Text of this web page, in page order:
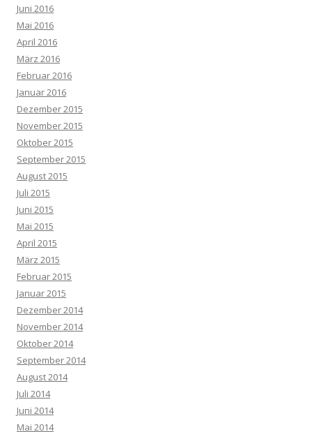
Juni 2016
Mai 2016
April 2016
März 2016
Februar 2016
Januar 2016
Dezember 2015
November 2015
Oktober 2015
September 2015
August 2015
Juli 2015
Juni 2015
Mai 2015
April 2015
März 2015
Februar 2015
Januar 2015
Dezember 2014
November 2014
Oktober 2014
September 2014
August 2014
Juli 2014
Juni 2014
Mai 2014